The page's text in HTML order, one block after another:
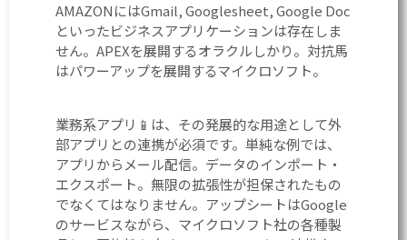
AMAZONにはGmail, Googlesheet, Google Doc
といったビジネスアプリケーションは存在しま
せん。APEXを展開するオラクルしかり。対抗馬
はパワーアップを展開するマイクロソフト。
業務系アプリ📱は、その発展的な用途として外
部アプリとの連携が必須です。単純な例では、
アプリからメール配信。データのインポート・
エクスポート。無限の拡張性が担保されたもの
でなくてはなりません。アップシートはGoogle
のサービスながら、マイクロソフト社の各種製